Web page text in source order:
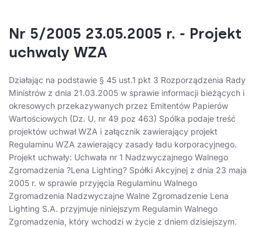
Nr 5/2005 23.05.2005 r. - Projekt
uchwaly WZA
Działając na podstawie § 45 ust.1 pkt 3 Rozporządzenia Rady
Ministrów z dnia 21.03.2005 w sprawie informacji bieżących i
okresowych przekazywanych przez Emitentów Papierów
Wartościowych (Dz. U. nr 49 poz 463) Spólka podaje treść
projektów uchwał WZA i załącznik zawierający projekt
Regulaminu WZA zawierający zasady ładu korporacyjnego.
Projekt uchwały: Uchwała nr 1 Nadzwyczajnego Walnego
Zgromadzenia ?Lena Lighting? Spółki Akcyjnej z dnia 23 maja
2005 r. w sprawie przyjęcia Regulaminu Walnego
Zgromadzenia Nadzwyczajne Walne Zgromadzenie Lena
Lighting S.A. przyjmuje niniejszym Regulamin Walnego
Zgromadzenia, który wchodzi w życie z dniem dzisiejszym.